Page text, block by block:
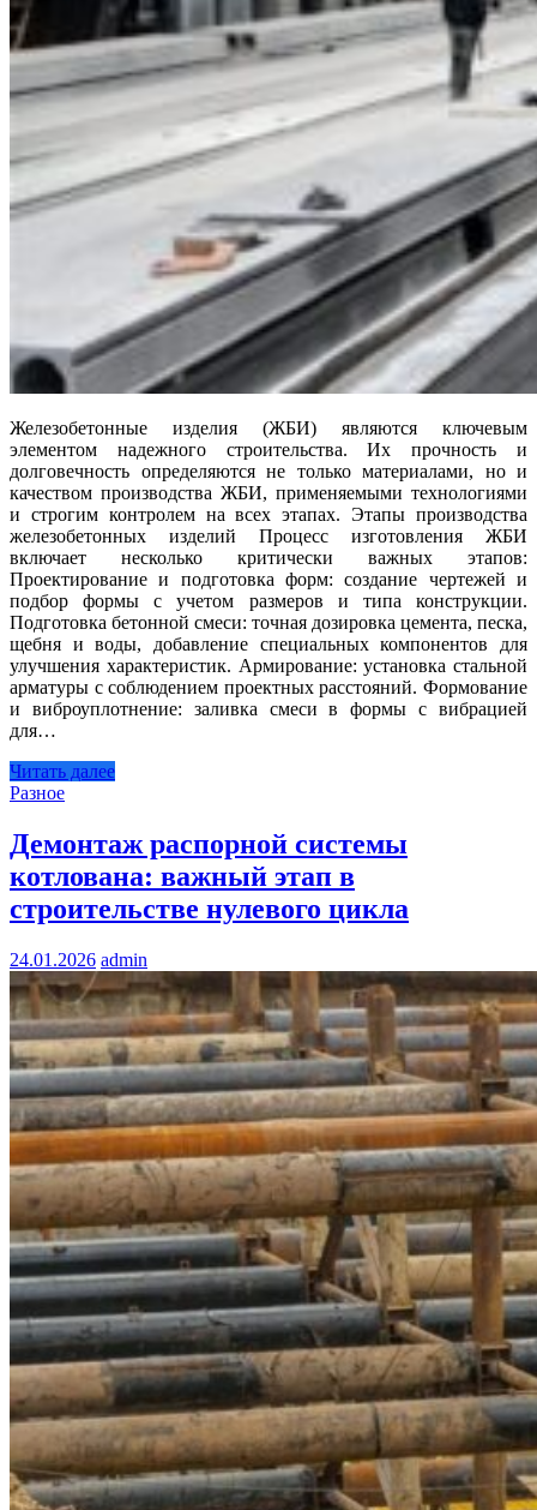
Железобетонные изделия (ЖБИ) являются ключевым
элементом надежного строительства. Их прочность и
долговечность определяются не только материалами, но и
качеством производства ЖБИ, применяемыми технологиями
и строгим контролем на всех этапах. Этапы производства
железобетонных изделий Процесс изготовления ЖБИ
включает несколько критически важных этапов:
Проектирование и подготовка форм: создание чертежей и
подбор формы с учетом размеров и типа конструкции.
Подготовка бетонной смеси: точная дозировка цемента, песка,
щебня и воды, добавление специальных компонентов для
улучшения характеристик. Армирование: установка стальной
арматуры с соблюдением проектных расстояний. Формование
и виброуплотнение: заливка смеси в формы с вибрацией
для…
Читать далее
Разное
Демонтаж распорной системы
котлована: важный этап в
строительстве нулевого цикла
24.01.2026 admin